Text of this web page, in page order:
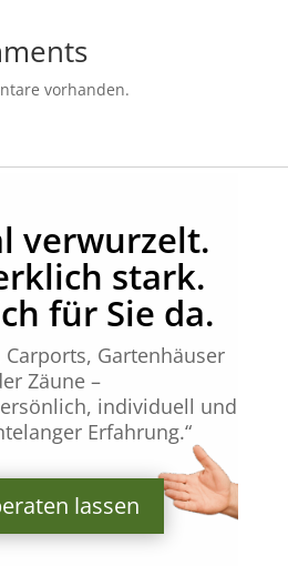
vorhanden.
verwurzelt.
stark.
für Sie da.
Carports, Gartenhäuser
Zäune –
individuell und
Erfahrung.“
lassen